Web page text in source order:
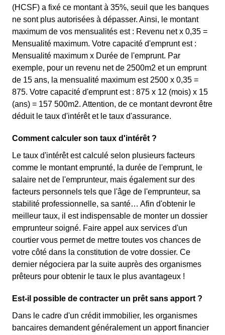
(HCSF) a fixé ce montant à 35%, seuil que les banques
ne sont plus autorisées à dépasser. Ainsi, le montant
maximum de vos mensualités est : Revenu net x 0,35 =
Mensualité maximum. Votre capacité d'emprunt est :
Mensualité maximum x Durée de l'emprunt. Par
exemple, pour un revenu net de 2500m2 et un emprunt
de 15 ans, la mensualité maximum est 2500 x 0,35 =
875. Votre capacité d'emprunt est : 875 x 12 (mois) x 15
(ans) = 157 500m2. Attention, de ce montant devront être
déduit le taux d'intérêt et le taux d'assurance.
Comment calculer son taux d'intérêt ?
Le taux d'intérêt est calculé selon plusieurs facteurs
comme le montant emprunté, la durée de l'emprunt, le
salaire net de l'emprunteur, mais également sur des
facteurs personnels tels que l'âge de l'emprunteur, sa
stabilité professionnelle, sa santé… Afin d'obtenir le
meilleur taux, il est indispensable de monter un dossier
emprunteur soigné. Faire appel aux services d'un
courtier vous permet de mettre toutes vos chances de
votre côté dans la constitution de votre dossier. Ce
dernier négociera par la suite auprès des organismes
prêteurs pour obtenir le taux le plus avantageux !
Est-il possible de contracter un prêt sans apport ?
Dans le cadre d'un crédit immobilier, les organismes
bancaires demandent généralement un apport financier